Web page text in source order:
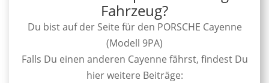
Fahrzeug?
Du bist auf der Seite für den PORSCHE Cayenne
(Modell 9PA)
Falls Du einen anderen Cayenne fährst, findest Du
hier weitere Beiträge: